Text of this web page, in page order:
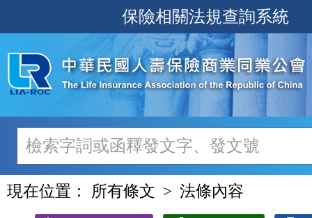
至
主
內
容
保險相關法規查詢系統
現在位置： 所有條文 法條內容